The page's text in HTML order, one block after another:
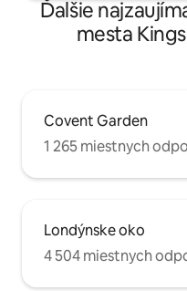
Ďalšie
mesta
Covent Garden
1 265 miestnych
Londýnske oko
4 504 miestnych